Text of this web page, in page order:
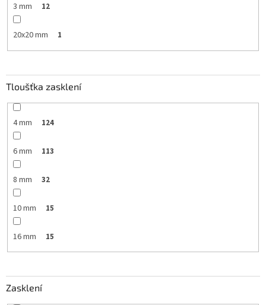
3 mm 12
20x20 mm 1
Tloušťka zasklení
4 mm 124
6 mm 113
8 mm 32
10 mm 15
16 mm 15
Zasklení